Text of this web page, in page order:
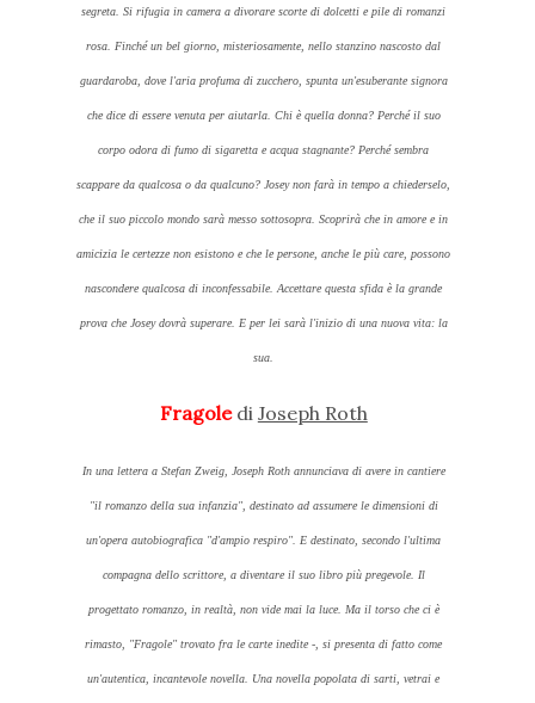
segreta. Si rifugia in camera a divorare scorte di dolcetti e pile di romanzi
rosa. Finché un bel giorno, misteriosamente, nello stanzino nascosto dal
guardaroba, dove l'aria profuma di zucchero, spunta un'esuberante signora
che dice di essere venuta per aiutarla. Chi è quella donna? Perché il suo
corpo odora di fumo di sigaretta e acqua stagnante? Perché sembra
scappare da qualcosa o da qualcuno? Josey non farà in tempo a chiederselo,
che il suo piccolo mondo sarà messo sottosopra. Scoprirà che in amore e in
amicizia le certezze non esistono e che le persone, anche le più care, possono
nascondere qualcosa di inconfessabile. Accettare questa sfida è la grande
prova che Josey dovrà superare. E per lei sarà l'inizio di una nuova vita: la
sua.
Fragole di Joseph Roth
In una lettera a Stefan Zweig, Joseph Roth annunciava di avere in cantiere
"il romanzo della sua infanzia", destinato ad assumere le dimensioni di
un'opera autobiografica "d'ampio respiro". E destinato, secondo l'ultima
compagna dello scrittore, a diventare il suo libro più pregevole. Il
progettato romanzo, in realtà, non vide mai la luce. Ma il torso che ci è
rimasto, "Fragole" trovato fra le carte inedite -, si presenta di fatto come
un'autentica, incantevole novella. Una novella popolata di sarti, vetrai e